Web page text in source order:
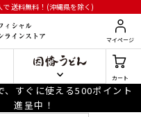
で送料無料！(沖縄県を除く)
マイページ
カート
、すぐに使える500ポイント
進呈中！